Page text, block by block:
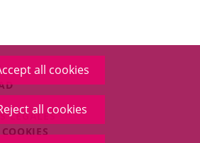
all cookies
all cookies
APPLICATION.
APPLICATION.
APPLICATION.
LEGALES